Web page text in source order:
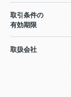
取引条件の
有効期限
取扱会社